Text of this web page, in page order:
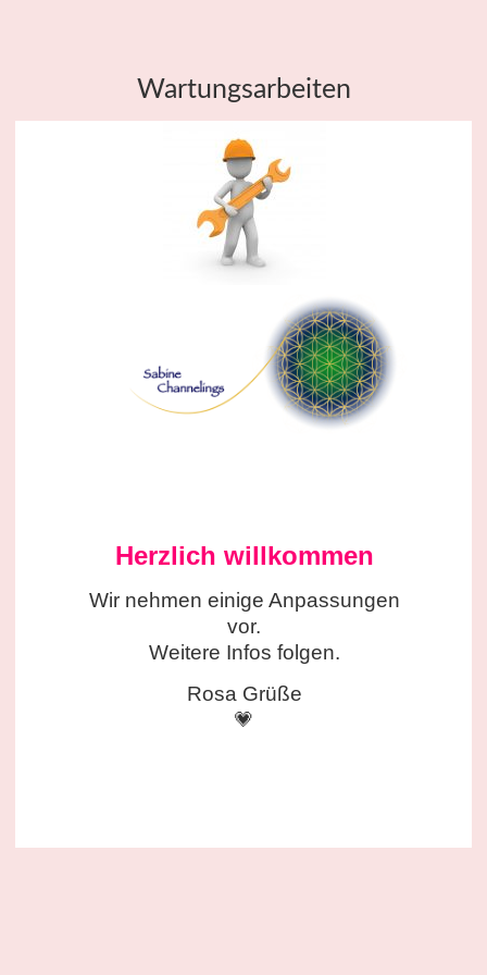
Wartungsarbeiten
Herzlich willkommen
Wir nehmen einige Anpassungen
vor.
Weitere Infos folgen.
Rosa Grüße
💗